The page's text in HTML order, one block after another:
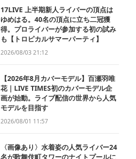
17LIVE 上半期新人ライバーの頂点は
ゆめはる。40名の頂点に立ち二冠獲
得。プロライバーが参加する初の試み
も【トロピカルサマーパーティ】
2026/08/03 21:12
【2026年8月カバーモデル】百瀬羽唯
花｜LIVE TIMES初のカバーモデル企
画が始動。ライブ配信の世界から人気
モデルを目指す
2026/08/01 11:57
〈画像あり〉水着姿の人気ライバー24
名が歌舞伎町タワーのナイトプールに